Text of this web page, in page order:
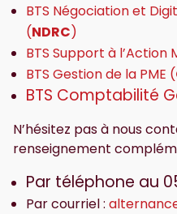
BTS Négociation et
(NDRC)
BTS Support à l’Action
BTS Gestion de la PME (
BTS Comptabilité
N’hésitez pas à nous
renseignement
Par téléphone au
Par courriel :